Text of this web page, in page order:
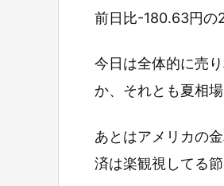
前日比-180.63円の
今日は全体的に売
か、それとも夏相場
あとはアメリカの
済は楽観視してる